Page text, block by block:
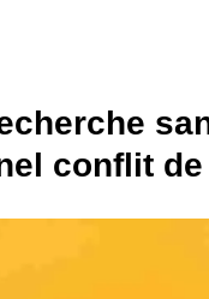
conflit